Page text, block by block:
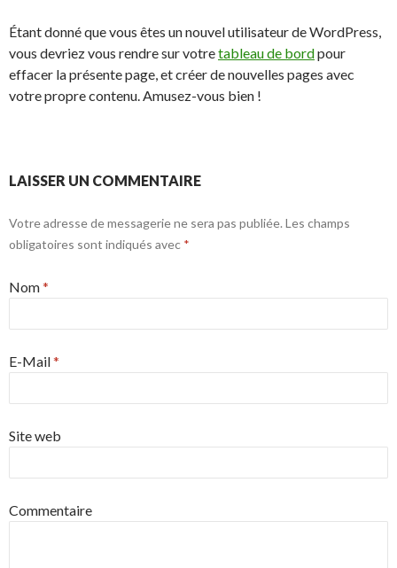
Étant donné que vous êtes un nouvel utilisateur de WordPress,
vous devriez vous rendre sur votretableau de bordpour
effacer la présente page, et créer de nouvelles pages avec
votre propre contenu. Amusez-vous bien !
LAISSER UN COMMENTAIRE
Votre adresse de messagerie ne sera pas publiée. Les champs
obligatoires sont indiqués avec *
Nom*
E-Mail*
Site web
Commentaire